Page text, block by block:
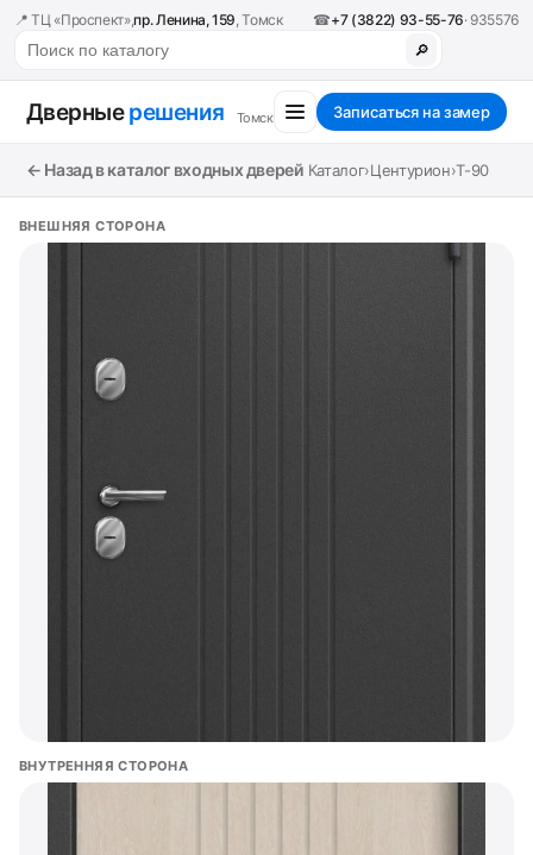
📍 ТЦ «Проспект»,пр. Ленина, 159, Томск ☎+7 (3822) 93-55-76· 935576
🔎
Дверныерешения Томск Записаться на замер
← Назад в каталог входных дверей Каталог›Центурион›T-90
ВНЕШНЯЯ СТОРОНА
ВНУТРЕННЯЯ СТОРОНА